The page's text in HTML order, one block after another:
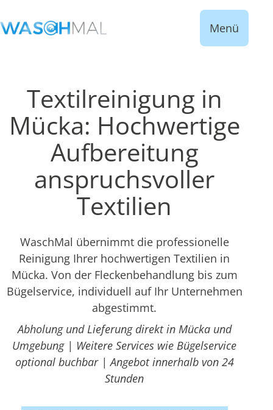
Menü
Textilreinigung in
Mücka: Hochwertige
Aufbereitung
anspruchsvoller
Textilien
WaschMal übernimmt die professionelle
Reinigung Ihrer hochwertigen Textilien in
Mücka. Von der Fleckenbehandlung bis zum
Bügelservice, individuell auf Ihr Unternehmen
abgestimmt.
Abholung und Lieferung direkt in Mücka und
Umgebung | Weitere Services wie Bügelservice
optional buchbar | Angebot innerhalb von 24
Stunden